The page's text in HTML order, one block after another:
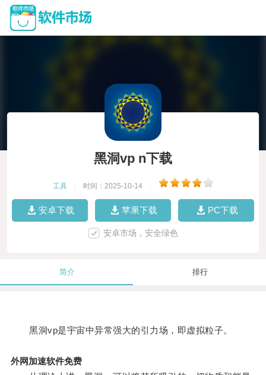
黑洞vp n下载
工具 时间：2025-10-14
安卓下载 苹果下载 PC下载
安卓市场，安全绿色
简介 排行
黑洞vp是宇宙中异常强大的引力场，即虚拟粒子。
外网加速软件免费